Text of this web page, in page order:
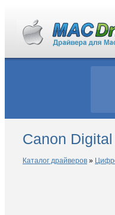
Canon
Каталог драйверов »